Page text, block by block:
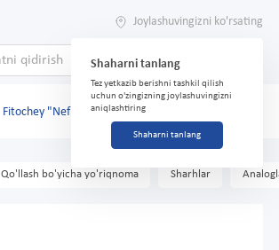
Joylashuvingizni ko'rsating
Shaharni tanlang
Tez yetkazib berishni tashkil qilish
uchun o'zingizning joylashuvingizni
aniqlashtiring
Shaharni tanlang
Fitochey "Nefro" 1 g №25
Qo'llash bo'yicha yo'riqnoma Sharhlar